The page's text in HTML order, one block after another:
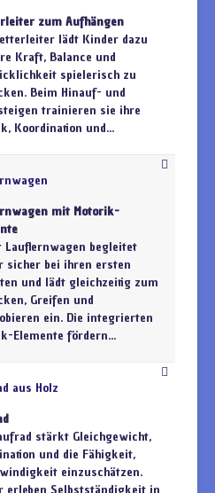
zum Aufhängen
lädt Kinder dazu
Kraft, Balance und
spielerisch zu
Beim Hinauf- und
trainieren sie ihre
Koordination und...
mit Motorik-
Lauflernwagen begleitet
sicher bei ihren ersten
und lädt gleichzeitig zum
Greifen und
ein. Die integrierten
Elemente fördern...
aus Holz
stärkt Gleichgewicht,
und die Fähigkeit,
einzuschätzen.